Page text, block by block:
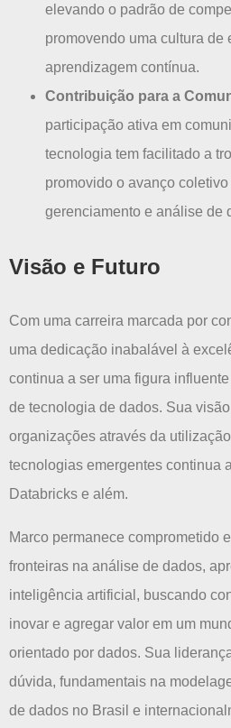
elevando o padrão de
promovendo uma cultura de
aprendizagem contínua.
Contribuição para a
participação ativa em
tecnologia tem facilitado a
promovido o avanço
gerenciamento e análise de
Visão e Futuro
Com uma carreira marcada por
uma dedicação inabalável à
continua a ser uma figura
de tecnologia de dados. Sua
organizações através da
tecnologias emergentes continua
Databricks e além.
Marco permanece comprometido
fronteiras na análise de dados,
inteligência artificial, buscando
inovar e agregar valor em um
orientado por dados. Sua
dúvida, fundamentais na
de dados no Brasil e